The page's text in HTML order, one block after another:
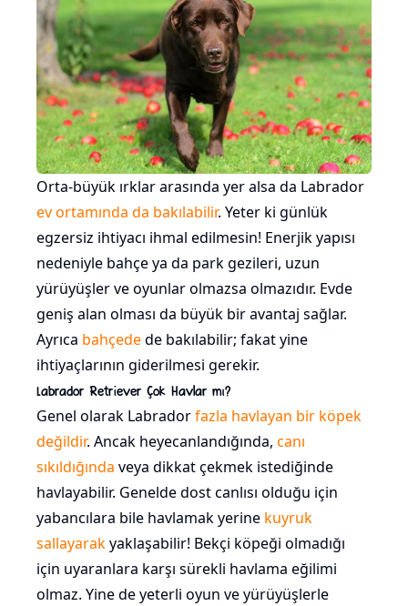
Orta-büyük ırklar arasında yer alsa da Labrador
ev ortamında da bakılabilir. Yeter ki günlük
egzersiz ihtiyacı ihmal edilmesin! Enerjik yapısı
nedeniyle bahçe ya da park gezileri, uzun
yürüyüşler ve oyunlar olmazsa olmazıdır. Evde
geniş alan olması da büyük bir avantaj sağlar.
Ayrıca bahçedede bakılabilir; fakat yine
ihtiyaçlarının giderilmesi gerekir.
Labrador Retriever Çok Havlar mı?
Genel olarak Labradorfazla havlayan bir köpek
değildir. Ancak heyecanlandığında, canı
sıkıldığında veya dikkat çekmek istediğinde
havlayabilir. Genelde dost canlısı olduğu için
yabancılara bile havlamak yerine kuyruk
sallayarakyaklaşabilir! Bekçi köpeği olmadığı
için uyaranlara karşı sürekli havlama eğilimi
olmaz. Yine de yeterli oyun ve yürüyüşlerle